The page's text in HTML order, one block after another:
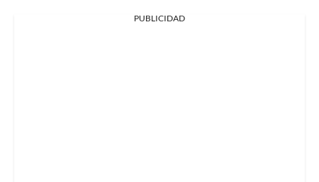
PUBLICIDAD